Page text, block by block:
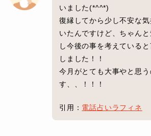
いました(*^^*)
復縁してから少し不安な
いたんですけど、ちゃん
し今後の事を考えている
しました！！
今月がとても大事やと思う
す、、！！！
引用： 電話占いラフィネ